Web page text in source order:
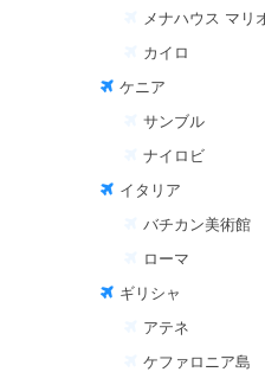
メナハウス マリ
カイロ
ケニア
サンブル
ナイロビ
イタリア
バチカン美術館
ローマ
ギリシャ
アテネ
ケファロニア島